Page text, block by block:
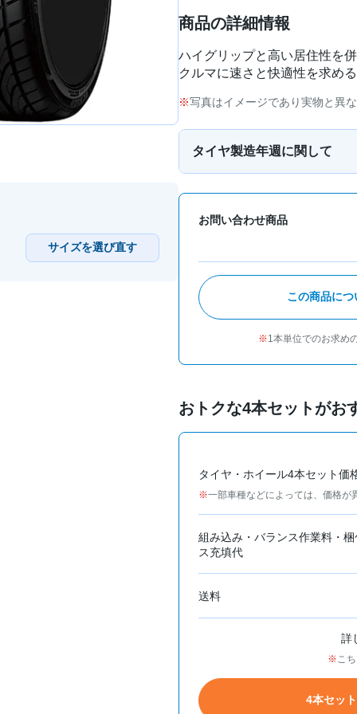
サイズを選び直す
商品の詳細情報
ハイグリップと高い居住性を
クルマに速さと快適性を求め
写真はイメージであり実物と異
タイヤ製造年週に関して
お問い合わせ商品
この商品に
1本単位でのお求め
おトクな4本セットがお
タイヤ・ホイール4本セット価
一部車種などによっては、価格が
組み込み・バランス作業料・
ス充填代
送料
詳
こ
4本セッ